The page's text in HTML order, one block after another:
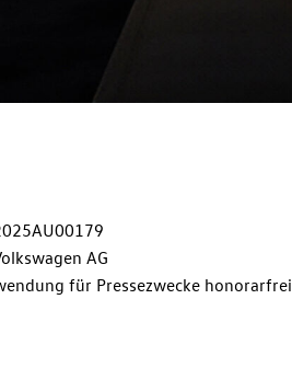
AG
für Pressezwecke honorarfrei